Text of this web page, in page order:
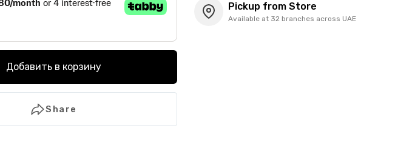
Добавить в корзину
Share
Pickup from Store
Available at 32 branches across UAE